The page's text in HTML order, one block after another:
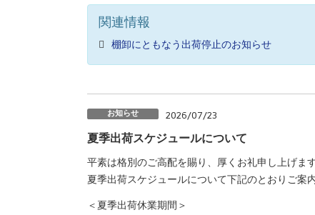
関連情報
棚卸にともなう出荷停止のお知らせ
お知らせ 2026/07/23
夏季出荷スケジュールについて
平素は格別のご高配を賜り、厚くお礼申し上げます
夏季出荷スケジュールについて下記のとおりご案
＜夏季出荷休業期間＞